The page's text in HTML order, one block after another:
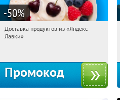
-50%
10:23:40 Получили:
Доставка продуктов из «Яндекс
Лавки»
Промокод